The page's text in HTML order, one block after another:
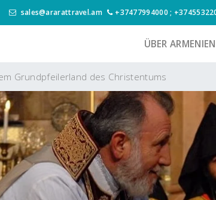
sales@ararattravel.am +37477994000 ;
ÜBER ARMENIEN
Grundpfeilerland des Christentums